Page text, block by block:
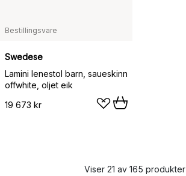
Bestillingsvare
Swedese
Lamini lenestol barn, saueskinn
offwhite, oljet eik
19 673 kr
Viser 21 av 165 produkter